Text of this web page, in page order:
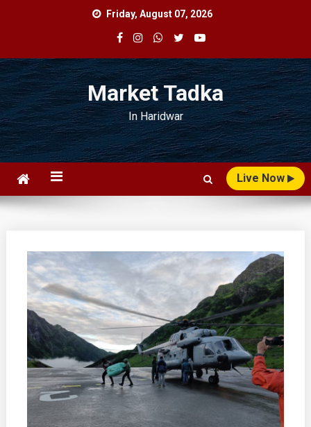
Friday, August 07, 2026
Market Tadka
In Haridwar
Live Now